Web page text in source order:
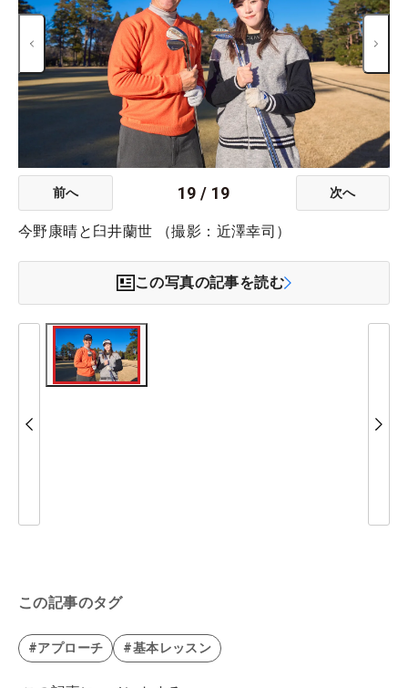
前へ 19 / 19 次へ
今野康晴と臼井蘭世 （撮影：近澤幸司）
この写真の記事を読む
この記事のタグ
#アプローチ #基本レッスン